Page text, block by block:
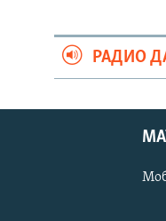
РАДИО